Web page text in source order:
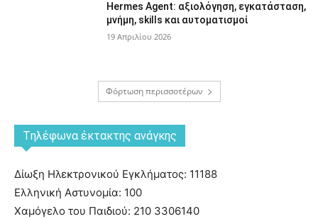
Hermes Agent: αξιολόγηση, εγκατάσταση,
μνήμη, skills και αυτοματισμοί
19 Απριλίου 2026
Φόρτωση περισσοτέρων
Tηλέφωνα έκτακτης ανάγκης
Δίωξη Ηλεκτρονικού Εγκλήματος: 11188
Ελληνική Αστυνομία: 100
Χαμόγελο του Παιδιού: 210 3306140